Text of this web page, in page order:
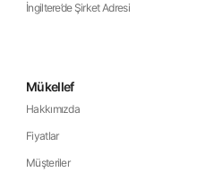
İngiltere’de Şirket Adresi
Mükellef
Hakkımızda
Fiyatlar
Müşteriler